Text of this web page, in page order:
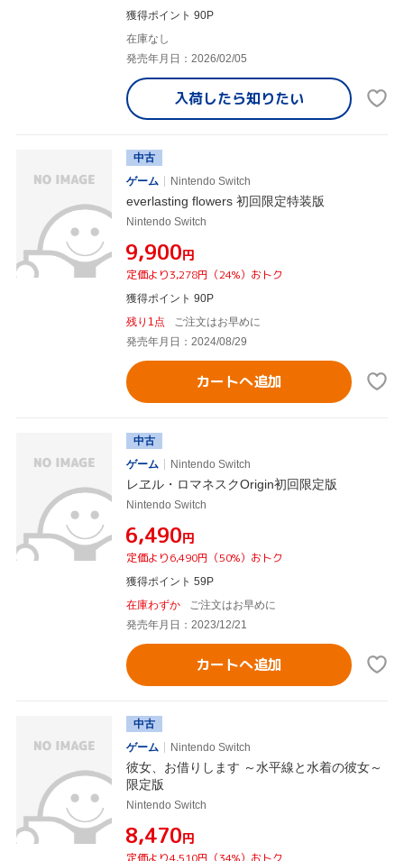
獲得ポイント 90P
在庫なし
発売年月日：2026/02/05
入荷したら知りたい
中古
ゲーム
Nintendo Switch
everlasting flowers 初回限定特装版
Nintendo Switch
¥9,900円
定価より3,278円（24%）おトク
獲得ポイント 90P
残り1点
ご注文はお早めに
発売年月日：2024/08/29
カートへ追加
中古
ゲーム
Nintendo Switch
レヱル・ロマネスクOrigin初回限定版
Nintendo Switch
¥6,490円
定価より6,490円（50%）おトク
獲得ポイント 59P
在庫わずか
ご注文はお早めに
発売年月日：2023/12/21
カートへ追加
中古
ゲーム
Nintendo Switch
彼女、お借りします ～水平線と水着の彼女～
限定版
Nintendo Switch
¥8,470円
定価より4,510円（34%）おトク